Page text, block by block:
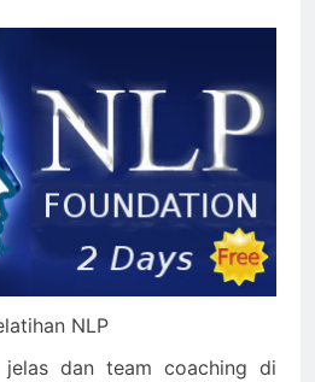
NLP
jelas dan team coaching di